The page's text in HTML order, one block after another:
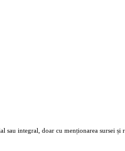
sau integral, doar cu menționarea sursei și